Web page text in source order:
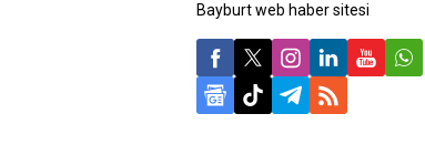
Bayburt web haber sitesi